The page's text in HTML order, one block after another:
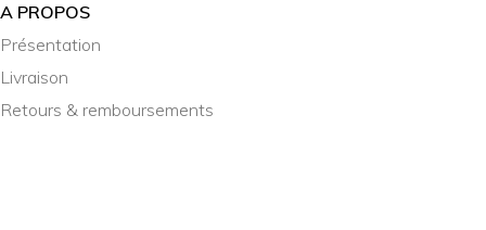
A PROPOS
Présentation
Livraison
Retours & remboursements